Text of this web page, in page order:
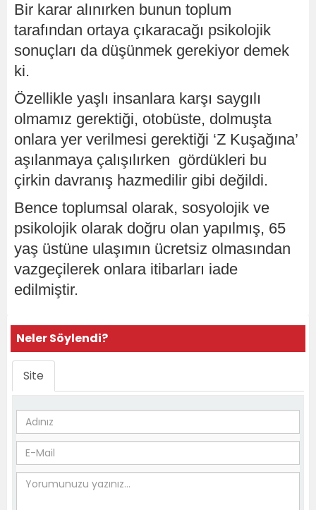
Bir karar alınırken bunun toplum
tarafından ortaya çıkaracağı psikolojik
sonuçları da düşünmek gerekiyor demek
ki.
Özellikle yaşlı insanlara karşı saygılı
olmamız gerektiği, otobüste, dolmuşta
onlara yer verilmesi gerektiği ‘Z Kuşağına’
aşılanmaya çalışılırken gördükleri bu
çirkin davranış hazmedilir gibi değildi.
Bence toplumsal olarak, sosyolojik ve
psikolojik olarak doğru olan yapılmış, 65
yaş üstüne ulaşımın ücretsiz olmasından
vazgeçilerek onlara itibarları iade
edilmiştir.
Neler Söylendi?
Site